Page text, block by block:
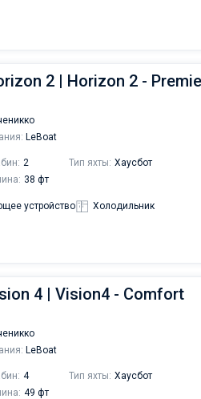
2 | Horizon 2 -
LeBoat
2 Тип яхты: Хаусбот
38 фт
устройство Холодильник
4 | Vision4 - Comfort
LeBoat
4 Тип яхты: Хаусбот
49 фт